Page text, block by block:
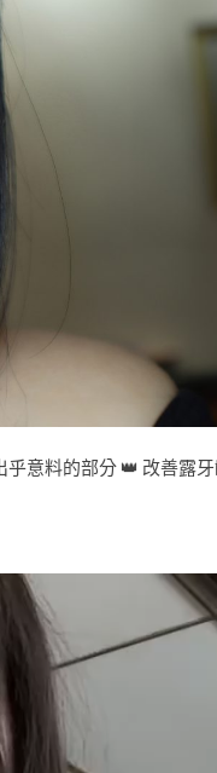
意料的部分 👑 改善露